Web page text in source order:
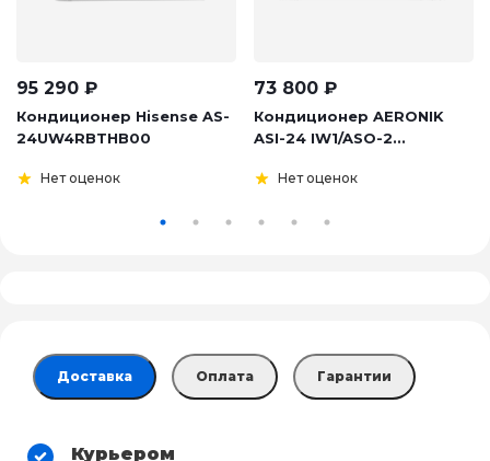
95 290 ₽
Кондиционер Hisense AS-
24UW4RBTHB00
Нет оценок
73 800 ₽
Кондиционер AERONIK
ASI-24 IW1/ASO-2...
Нет оценок
Доставка Оплата Гарантии
Курьером